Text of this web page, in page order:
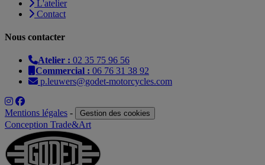
L'atelier
Contact
Nous contacter
Atelier : 02 35 75 96 56
Commercial : 06 76 31 38 92
p.leuwers@godet-motorcycles.com
Mentions légales - Gestion des cookies
Conception Trade&Art